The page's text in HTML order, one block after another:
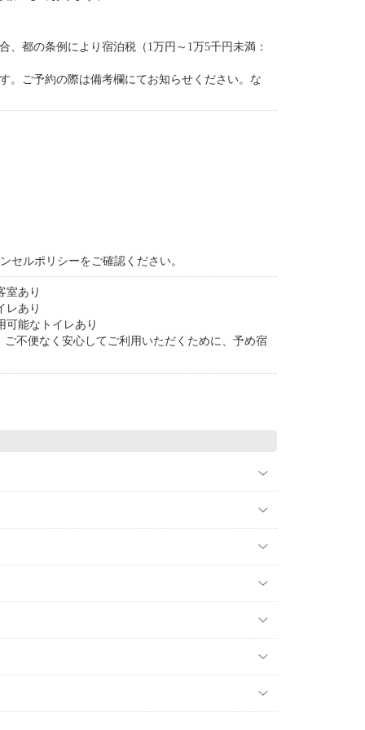
都の条例により宿泊税（1万円～1万5千円未満：
。ご予約の際は備考欄にてお知らせください。な
セルポリシーをご確認ください。
室あり
レあり
可能なトイレあり
不便なく安心してご利用いただくために、予め宿